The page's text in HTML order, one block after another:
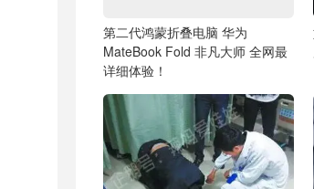
第二代鸿蒙折叠电脑 华为
MateBook Fold 非凡大师 全网最
详细体验！